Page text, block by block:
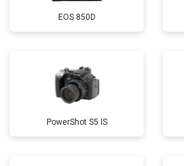
EOS 850D
PowerShot S5 IS